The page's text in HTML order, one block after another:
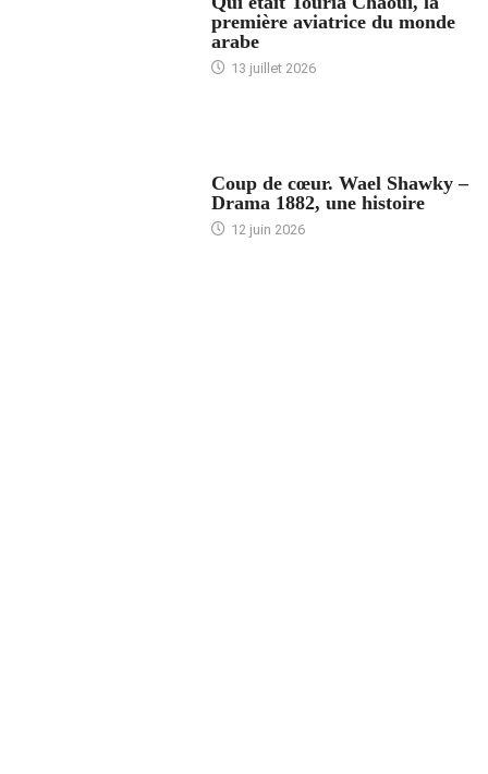
première aviatrice du monde
arabe
13 juillet 2026
Coup de cœur. Wael Shawky –
Drama 1882, une histoire
12 juin 2026